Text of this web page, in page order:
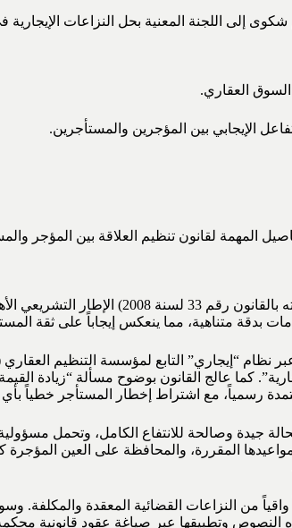
إلى اللجنة المعنية بحل النزاعات الإيجارية
العقاري.
الإيجابي بين المؤجرين والمستأجرين.
المهمة لقانون تنظيم العلاقة بين المؤجر
(القانون رقم 26 لسنة 2007
بدقة متناهية، مما ينعكس إيجاباً على ثقة
كما عالج القانون بوضوح مسألة “زيادة
إخطار المستأجر خطياً بأي تعديل في شروط العقد قبل 90
جيدة وصالحة للانتفاع الكامل، وتحمل
المقررة، والمحافظة على العين
من النزاعات القضائية المعقدة والمكلفة.
وتطبيقها عبر صياغة عقود قانونية محكمة